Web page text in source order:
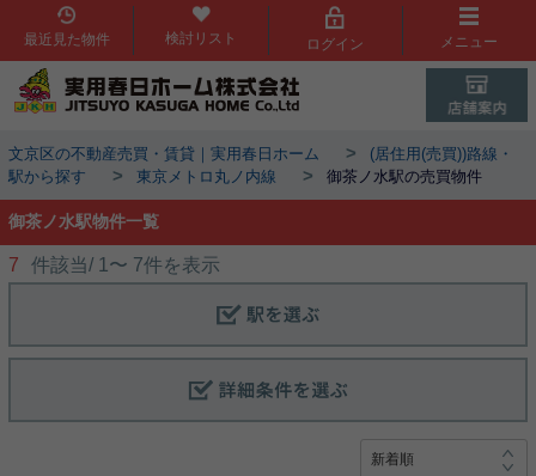
最近見た物件 検討リスト ログイン メニュー
文京区の不動産売買・賃貸｜実用春日ホーム >
(居住用(売買))路線・
駅から探す
> 東京メトロ丸ノ内線 > 御茶ノ水駅の売買物件
御茶ノ水駅物件一覧
7 件該当/ 1 〜 7件を表示